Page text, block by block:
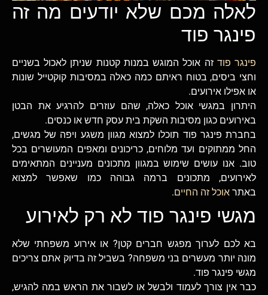
לאלה מכם שלא יודעים מה זה
פינגר פוד
פינגר פוד זה אוכל המוגש במנות קטנות שניתן לאכול בשניים
וחצי ביסים, בטוח ראיתם כמה כאלה במסיבות קוקטייל שונות
או אפילו אירועים.
היתרון במגשי אוכל כאלה, שהם עוזרים להרגיע את הבטן
באירועים כגון מסיבות השקת בית עסק חדש או כנסים.
בחברת פינגר פוד תוכלו למצוא מגוון משגע ויפה של מגשים,
החל ממתוקים ועד מלוחים, כריכונים ומאפים המעושרים בכל
טוב. אנו עושים שימוש במגוון מתכונים מעניינים המתאימים
לאירועים, מתכונים ברמה גבוהה כמו שאפשר למצוא
באתר אוכל זה החיים.
מגשי פינגר פוד לא רק לאירוע
בא לכם לערוך מפגש חברים קטן? או אירוע משפחתי שלא
מונה יותר מעשרים בני משפחה? בשביל זה בדיוק אתם צריכים
מגשי פינגר פוד.
כבר אין צורך לעמוד ולבשל או לשבור את הראש במה להגיש,